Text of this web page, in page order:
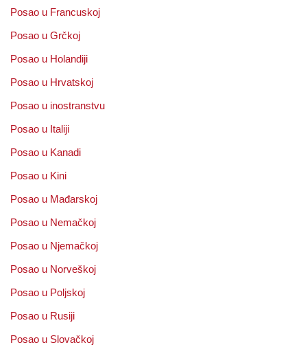
Posao u Francuskoj
Posao u Grčkoj
Posao u Holandiji
Posao u Hrvatskoj
Posao u inostranstvu
Posao u Italiji
Posao u Kanadi
Posao u Kini
Posao u Mađarskoj
Posao u Nemačkoj
Posao u Njemačkoj
Posao u Norveškoj
Posao u Poljskoj
Posao u Rusiji
Posao u Slovačkoj